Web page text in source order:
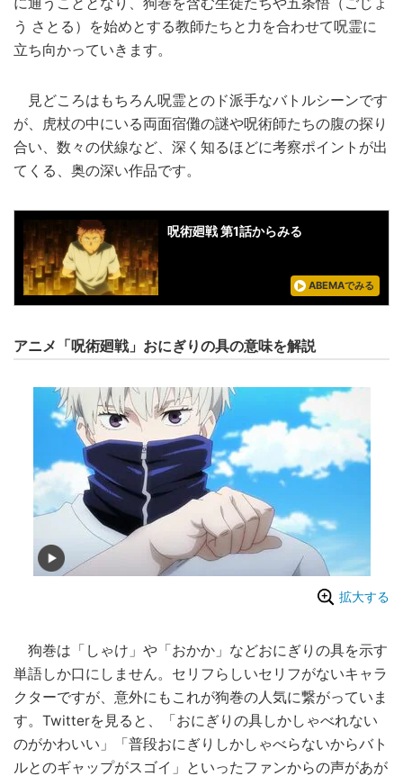
う さとる）を始めとする教師たちと力を合わせて呪霊に
立ち向かっていきます。
見どころはもちろん呪霊とのド派手なバトルシーンです
が、虎杖の中にいる両面宿儺の謎や呪術師たちの腹の探り
合い、数々の伏線など、深く知るほどに考察ポイントが出
てくる、奥の深い作品です。
呪術廻戦 第1話からみる
ABEMAでみる
アニメ「呪術廻戦」おにぎりの具の意味を解説
拡大する
狗巻は「しゃけ」や「おかか」などおにぎりの具を示す
単語しか口にしません。セリフらしいセリフがないキャラ
クターですが、意外にもこれが狗巻の人気に繋がっていま
す。Twitterを見ると、「おにぎりの具しかしゃべれない
のがかわいい」「普段おにぎりしかしゃべらないからバト
ルとのギャップがスゴイ」といったファンからの声があが